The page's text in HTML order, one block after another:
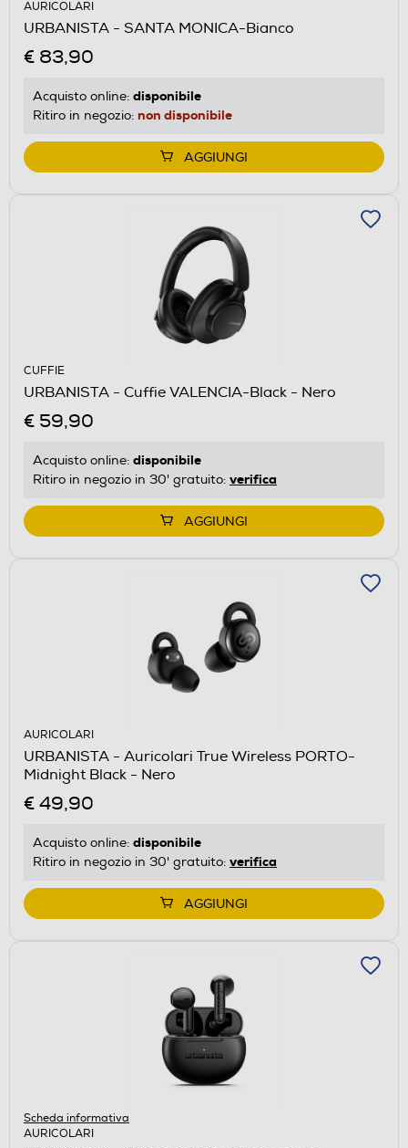
AURICOLARI
URBANISTA - SANTA MONICA-Bianco
€ 83,90
Acquisto online: disponibile
Ritiro in negozio: non disponibile
AGGIUNGI
CUFFIE
URBANISTA - Cuffie VALENCIA-Black - Nero
€ 59,90
Acquisto online: disponibile
Ritiro in negozio in 30' gratuito: verifica
AGGIUNGI
AURICOLARI
URBANISTA - Auricolari True Wireless PORTO-
Midnight Black - Nero
€ 49,90
Acquisto online: disponibile
Ritiro in negozio in 30' gratuito: verifica
AGGIUNGI
Scheda informativa
AURICOLARI